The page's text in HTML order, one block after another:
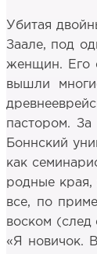
Убитая
Заале, под
женщин. Его
вышли
пастором. За
Боннский
как
родные края,
все, по
воском (след
«Я новичок.